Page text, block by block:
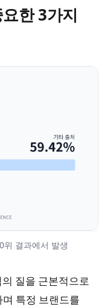
한 3가지
결과에서 발생
질을 근본적으로
특정 브랜드를